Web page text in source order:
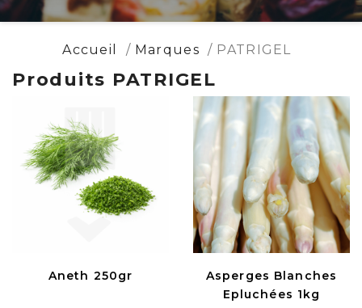
Accueil Marques PATRIGEL
Produits PATRIGEL
Aneth 250gr
Asperges Blanches
Epluchées 1kg